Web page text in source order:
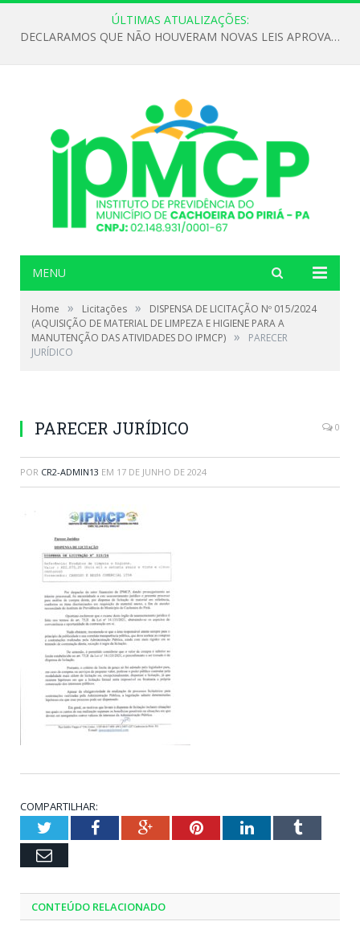
ÚLTIMAS ATUALIZAÇÕES:
DECLARAMOS QUE NÃO HOUVERAM NOVAS LEIS APROVADAS ATÉ O MOMENTO PARA O INSTITUTO DE PREVIDÊNCIA NO ANO DE 2026
MENU
Home » Licitações »
DISPENSA DE LICITAÇÃO Nº 015/2024
(AQUISIÇÃO DE MATERIAL DE LIMPEZA E HIGIENE PARA A
MANUTENÇÃO DAS ATIVIDADES DO IPMCP) »
PARECER
JURÍDICO
PARECER JURÍDICO 0
POR CR2-ADMIN13 EM 17 DE JUNHO DE 2024
COMPARTILHAR:
TwitterFacebookGoogle+PinterestLinkedInTumblr
Email
CONTEÚDO RELACIONADO